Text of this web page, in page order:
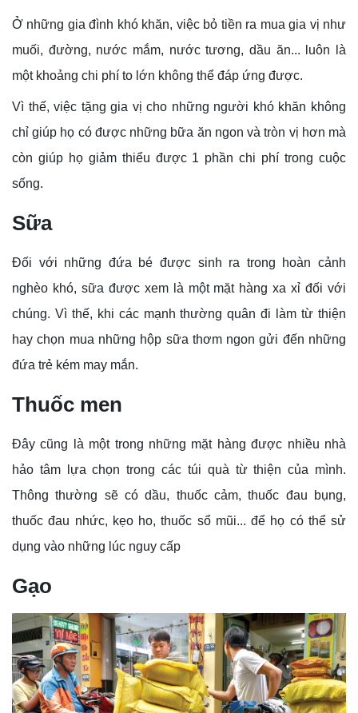
Ở những gia đình khó khăn, việc bỏ tiền ra mua gia vị như
muối, đường, nước mắm, nước tương, dầu ăn... luôn là
một khoảng chi phí to lớn không thể đáp ứng được.
Vì thế, việc tặng gia vị cho những người khó khăn không
chỉ giúp họ có được những bữa ăn ngon và tròn vị hơn mà
còn giúp họ giảm thiểu được 1 phần chi phí trong cuộc
sống.
Sữa
Đối với những đứa bé được sinh ra trong hoàn cảnh
nghèo khó, sữa được xem là một mặt hàng xa xỉ đối với
chúng. Vì thế, khi các mạnh thường quân đi làm từ thiện
hay chọn mua những hộp sữa thơm ngon gửi đến những
đứa trẻ kém may mắn.
Thuốc men
Đây cũng là một trong những mặt hàng được nhiều nhà
hảo tâm lựa chọn trong các túi quà từ thiện của mình.
Thông thường sẽ có dầu, thuốc cảm, thuốc đau bụng,
thuốc đau nhức, kẹo ho, thuốc sổ mũi... để họ có thể sử
dụng vào những lúc nguy cấp
Gạo